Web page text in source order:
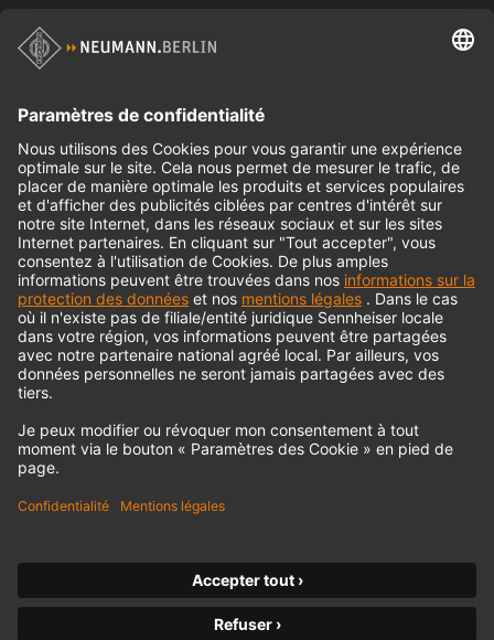
Produits historiques
© 2018 - 2026Georg Neumann GmbH
Impression
Politique de confidentialité
Conditions générales
Droit de rétractation